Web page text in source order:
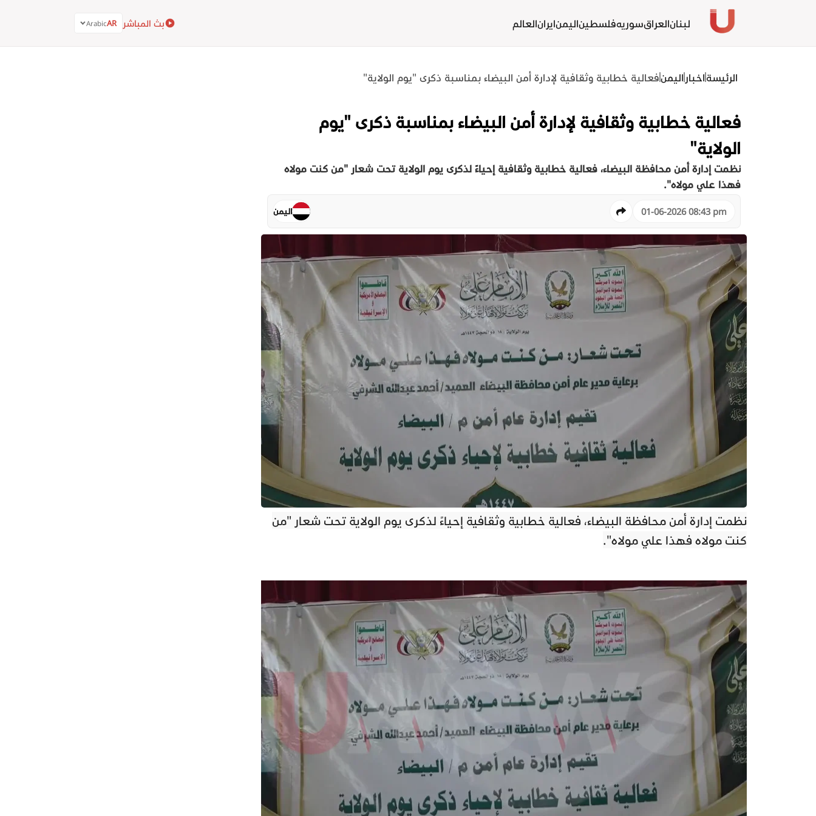
لبنانالعراقسوريهفلسطيناليمنايرانالعالم بث المباشر AR
Arabic
الرئيسةاخبار اليمنفعالية خطابية وثقافية لإدارة أمن البيضاء بمناسبة ذكرى "يوم الولاية"
فعالية خطابية وثقافية لإدارة أمن البيضاء بمناسبة ذكرى "يوم
الولاية"
نظمت إدارة أمن محافظة البيضاء، فعالية خطابية وثقافية إحياءً لذكرى يوم الولاية تحت شعار "من كنت مولاه
فهذا علي مولاه".
01-06-2026 08:43 pm اليمن
نظمت إدارة أمن محافظة البيضاء، فعالية خطابية وثقافية إحياءً لذكرى يوم الولاية تحت شعار "من
كنت مولاه فهذا علي مولاه".